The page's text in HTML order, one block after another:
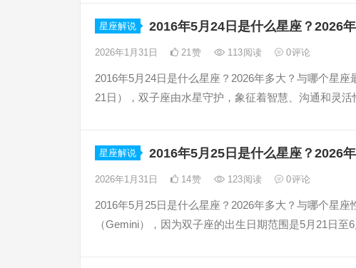
星座解说 2016年5月24日是什么星座？2026
2026年1月31日 21赞 113阅读 0评论
2016年5月24日是什么星座？2026年多大？与哪个星
21日），双子座由水星守护，象征着智慧、沟通和灵活
星座解说 2016年5月25日是什么星座？2026
2026年1月31日 14赞 123阅读 0评论
2016年5月25日是什么星座？2026年多大？与哪个星
（Gemini），因为双子座的出生日期范围是5月21日至